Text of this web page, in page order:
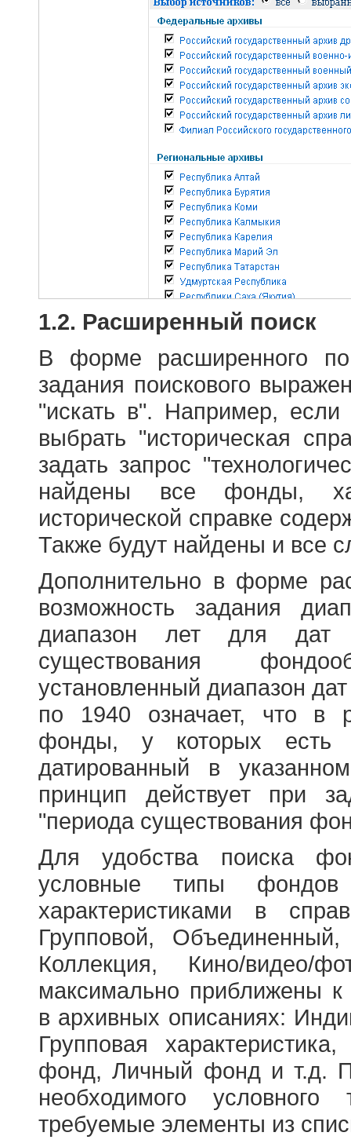
1.2. Расширенный поиск
В форме расширенного
задания поискового
"искать в". Например,
выбрать "историческая
задать запрос
найдены все фонды,
исторической справке
Также будут найдены и все
Дополнительно в форме
возможность задания
диапазон лет для
существования
установленный диапазон
по 1940 означает, что в
фонды, у которых есть
датированный в
принцип действует при
"периода существования
Для удобства поиска
условные типы
характеристиками в
Групповой,
Коллекция, Кино/
максимально приближены
в архивных описаниях:
Групповая
фонд, Личный фонд и т.д.
необходимого
требуемые элементы из